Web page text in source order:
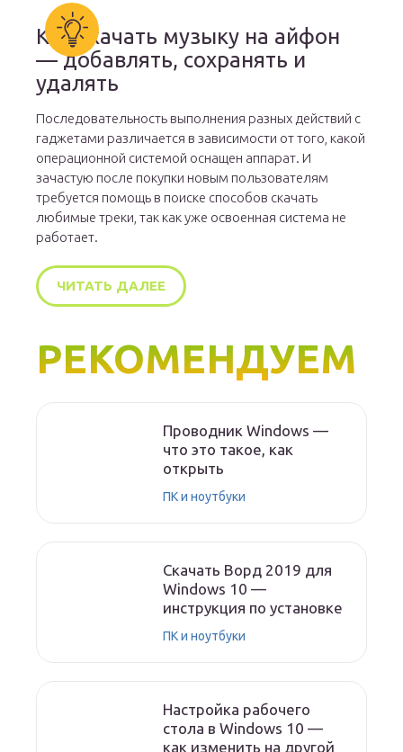
Как скачать музыку на айфон
— добавлять, сохранять и
удалять
Последовательность выполнения разных действий с
гаджетами различается в зависимости от того, какой
операционной системой оснащен аппарат. И
зачастую после покупки новым пользователям
требуется помощь в поиске способов скачать
любимые треки, так как уже освоенная система не
работает.
ЧИТАТЬ ДАЛЕЕ
РЕКОМЕНДУЕМ
Проводник Windows —
что это такое, как
открыть
ПК и ноутбуки
Скачать Ворд 2019 для
Windows 10 —
инструкция по установке
ПК и ноутбуки
Настройка рабочего
стола в Windows 10 —
как изменить на другой